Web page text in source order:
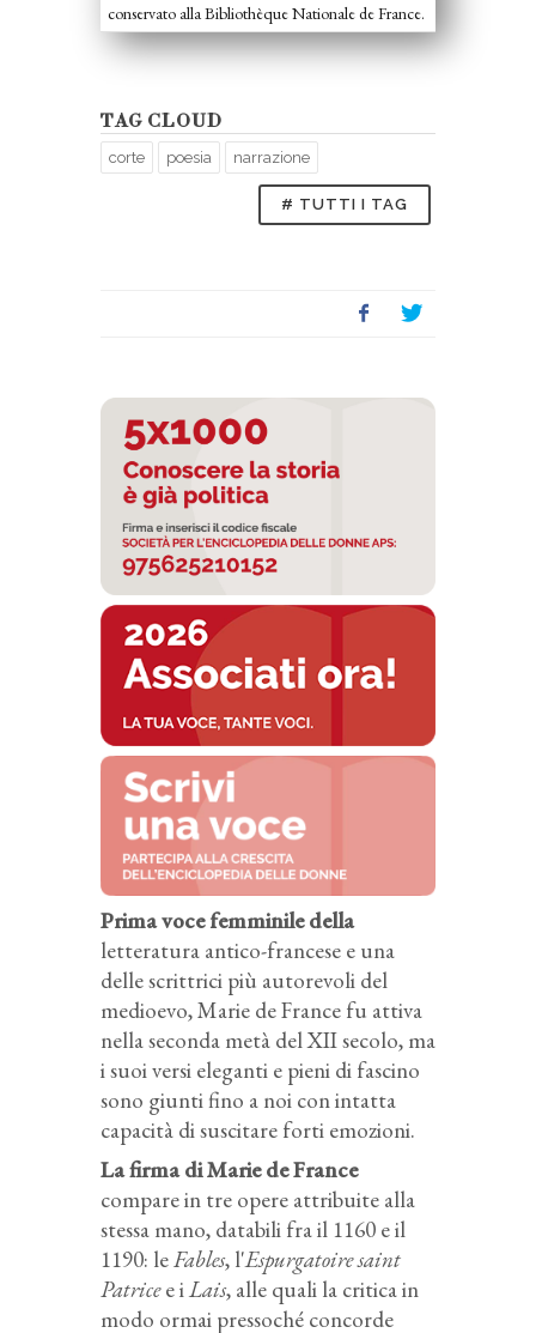
conservato alla Bibliothèque Nationale de France.
TAG CLOUD
corte poesia narrazione
# TUTTI I TAG
Prima voce femminile della
letteratura antico-francese e una
delle scrittrici più autorevoli del
medioevo, Marie de France fu attiva
nella seconda metà del XII secolo, ma
i suoi versi eleganti e pieni di fascino
sono giunti fino a noi con intatta
capacità di suscitare forti emozioni.
La firma di Marie de France
compare in tre opere attribuite alla
stessa mano, databili fra il 1160 e il
1190: leFables, l'Espurgatoire saint
Patricee iLais, alle quali la critica in
modo ormai pressoché concorde